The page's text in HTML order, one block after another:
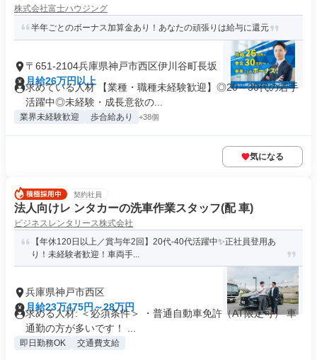
株式会社富士ハウジング
半年ごとのボーナス加算金あり！あなたの頑張りは給与に還元
〒651-2104兵庫県神戸市西区伊川谷町長坂
月給26万円以上
求めている人材 【業種・職種未経験歓迎】◎20～30代の若手
活躍中◎未経験・成長意欲の...
業界未経験歓迎 歩合給あり +38個
気になる
契約社員
法人向けレ ンタカーの洗車作業スタッフ(配 車)
ビジネスレンタリース株式会社
【年休120日以上／賞与年2回】20代-40代活躍中✨正社員登用あ
り！未経験者歓迎！車両手...
兵庫県神戸市西区
月給23万475円～28万円
求める人材: ＜必須条件＞ ・普通自動車免許（AT限定可） 車
通勤の方が多いです！ ...
即日勤務OK 交通費支給